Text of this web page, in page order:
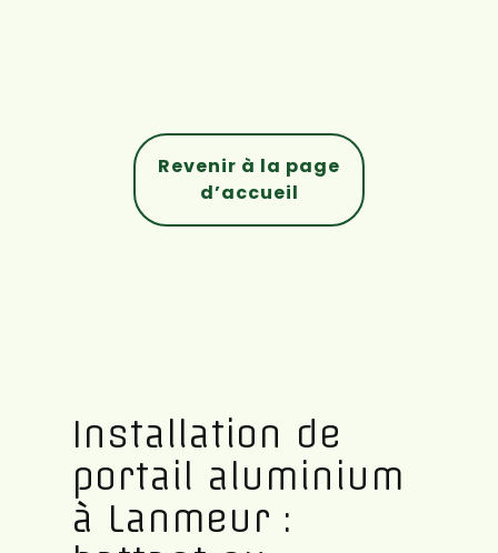
Revenir à la page
d’accueil
Installation de
portail aluminium
à Lanmeur :